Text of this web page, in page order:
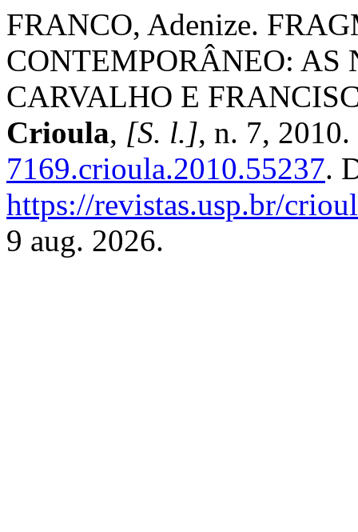
FRANCO, Adenize.
CONTEMPORÂNEO: AS
CARVALHO E
Crioula, [S. l.], n. 7,
7169.crioula.2010.55237.
https://revistas.usp.br/
9 aug. 2026.